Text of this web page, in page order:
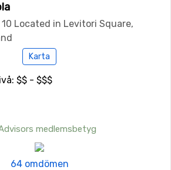
Located in Levitori Square,
Karta
$$ - $$$
medlemsbetyg
64 omdömen